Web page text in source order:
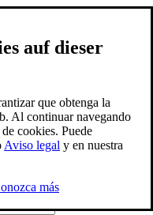
auf dieser
que obtenga la
Al continuar navegando
cookies. Puede
Aviso legal y en nuestra
más